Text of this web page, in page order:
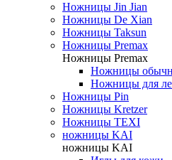
Ножницы Jin Jian
Ножницы De Xian
Ножницы Taksun
Ножницы Premax
Ножницы Premax
Ножницы
Ножницы для
Ножницы Pin
Ножницы Kretzer
Ножницы TEXI
ножницы KAI
ножницы KAI